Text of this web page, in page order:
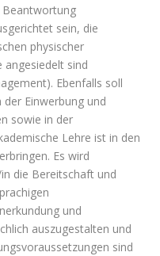
Beantwortung
sein, die
physischer
angesiedelt sind
Ebenfalls soll
Einwerbung und
sowie in der
Lehre ist in den
Es wird
die Bereitschaft und
und
auszugestalten und
sind